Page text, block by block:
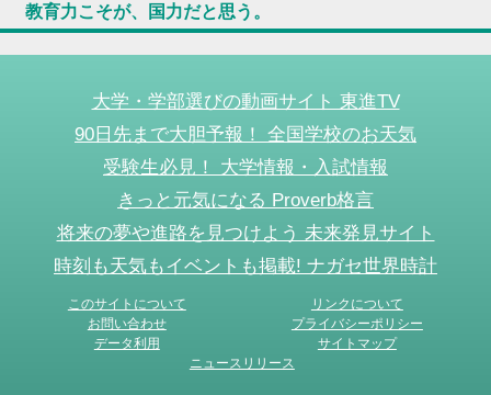
教育力こそが、国力だと思う。
大学・学部選びの動画サイト 東進TV
90日先まで大胆予報！ 全国学校のお天気
受験生必見！ 大学情報・入試情報
きっと元気になる Proverb格言
将来の夢や進路を見つけよう 未来発見サイト
時刻も天気もイベントも掲載! ナガセ世界時計
このサイトについて
リンクについて
お問い合わせ
プライバシーポリシー
データ利用
サイトマップ
ニュースリリース